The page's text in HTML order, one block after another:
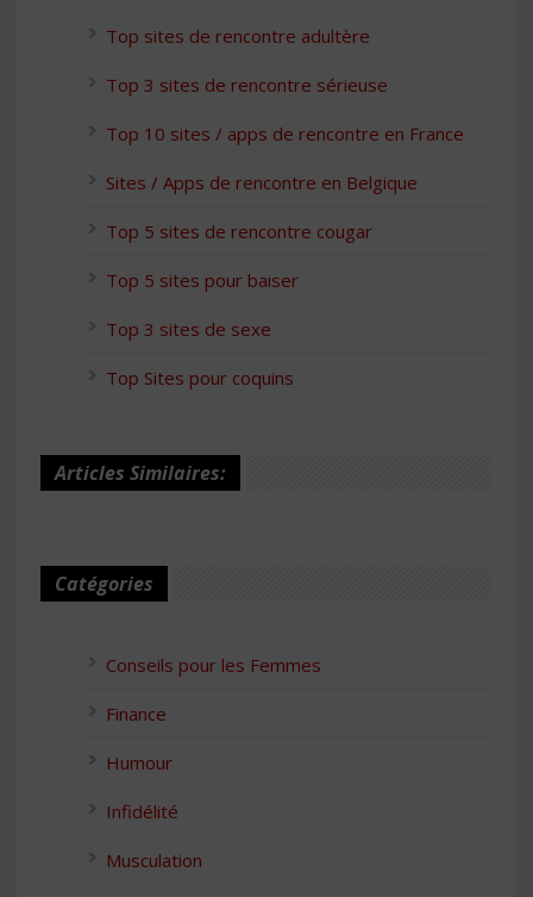
Top sites de rencontre adultère
Top 3 sites de rencontre sérieuse
Top 10 sites / apps de rencontre en France
Sites / Apps de rencontre en Belgique
Top 5 sites de rencontre cougar
Top 5 sites pour baiser
Top 3 sites de sexe
Top Sites pour coquins
Articles Similaires:
Catégories
Conseils pour les Femmes
Finance
Humour
Infidélité
Musculation